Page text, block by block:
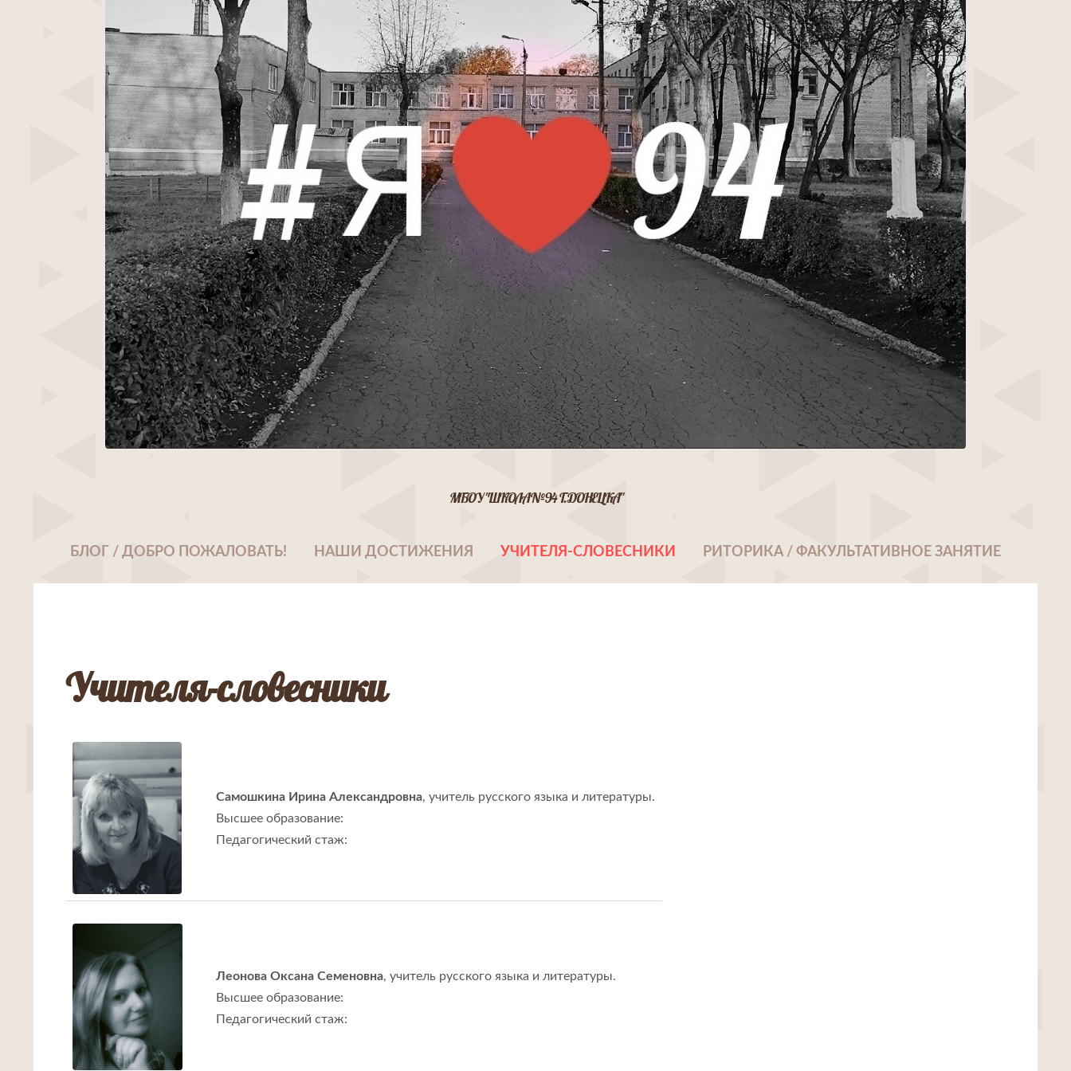
МБОУ "ШКОЛА № 94 Г. ДОНЕЦКА"
БЛОГ / ДОБРО ПОЖАЛОВАТЬ! НАШИ ДОСТИЖЕНИЯ УЧИТЕЛЯ-СЛОВЕСНИКИ РИТОРИКА / ФАКУЛЬТАТИВНОЕ ЗАНЯТИЕ
Учителя-словесники
Самошкина Ирина Александровна, учитель русского языка и литературы.
Высшее образование:
Педагогический стаж:
Леонова Оксана Семеновна, учитель русского языка и литературы.
Высшее образование:
Педагогический стаж: